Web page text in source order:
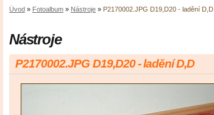
Úvod » Fotoalbum » Nástroje » P2170002.JPG D19,D20 - ladění D,D
Nástroje
P2170002.JPG D19,D20 - ladění D,D